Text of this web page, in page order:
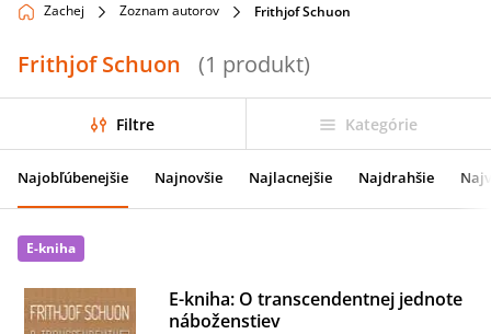
Zachej Zoznam autorov Frithjof Schuon
Frithjof Schuon (1 produkt)
Filtre Kategórie
Najobľúbenejšie Najnovšie Najlacnejšie Najdrahšie
E-kniha
E-kniha: O transcendentnej jednote
náboženstiev